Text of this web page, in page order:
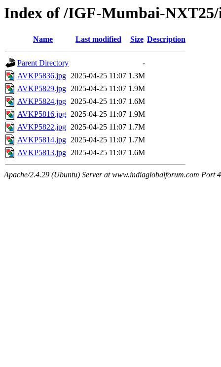
Index of /IGF-Mumbai-
Name Last modified Size Description
Parent Directory
-
AVKP5836.jpg 2025-04-25 11:07 1.3M
AVKP5829.jpg 2025-04-25 11:07 1.9M
AVKP5824.jpg 2025-04-25 11:07 1.6M
AVKP5816.jpg 2025-04-25 11:07 1.9M
AVKP5822.jpg 2025-04-25 11:07 1.7M
AVKP5814.jpg 2025-04-25 11:07 1.7M
AVKP5813.jpg 2025-04-25 11:07 1.6M
Apache/2.4.29 (Ubuntu) Server at www.indiaglobalforum.com Port